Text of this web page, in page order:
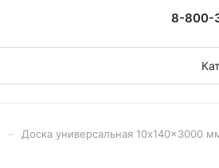
8-800-
Доска универсальная 10x140x3000